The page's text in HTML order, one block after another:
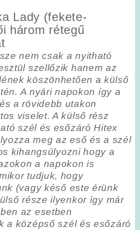
Lady (fekete-
három rétegű
nem csak a nyitható
szellőzik hanem az
köszönhetően a külső
A nyári napokon így a
a rövidebb utakon
viselet. A külső rész
szél és esőzáró Hitex
meg az eső és a szél
kihangsúlyozni hogy a
a napokon is
tudjuk, hogy
(vagy késő este érünk
része ilyenkor így már
az esetben
a középső szél és esőzáró